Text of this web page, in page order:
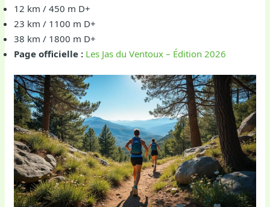
12 km / 450 m D+
23 km / 1100 m D+
38 km / 1800 m D+
Page officielle : Les Jas du Ventoux – Édition 2026